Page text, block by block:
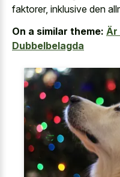
faktorer, inklusive den
On a similar theme: Är
Dubbelbelagda